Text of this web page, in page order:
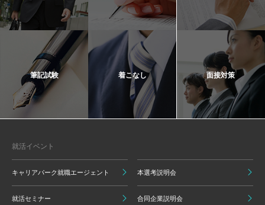
筆記試験 着こなし 面接対策
就活イベント
キャリアパーク就職エージェント 本選考説明会
就活セミナー 合同企業説明会